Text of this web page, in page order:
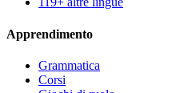
Apprendimento
Grammatica
Corsi